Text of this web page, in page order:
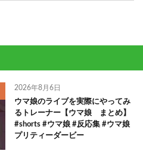
2026年8月6日
ウマ娘のライブを実際にやってみ
るトレーナー【ウマ娘 まとめ】
#shorts #ウマ娘 #反応集 #ウマ娘
プリティーダービー